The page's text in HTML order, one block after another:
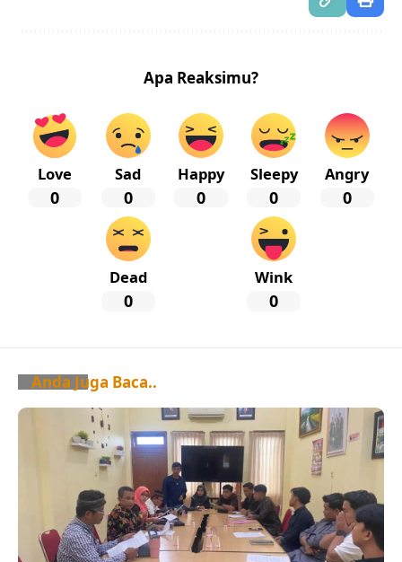
Apa Reaksimu?
Love
0
Sad
0
Happy
0
Sleepy
0
Angry
0
Dead
0
Wink
0
Anda Juga Baca..